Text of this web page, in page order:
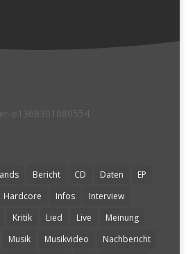
Bericht CD Daten
EP
Hardcore Infos
Interview
Kritik Lied Live
Meinung
Musik Musikvideo Nachbericht